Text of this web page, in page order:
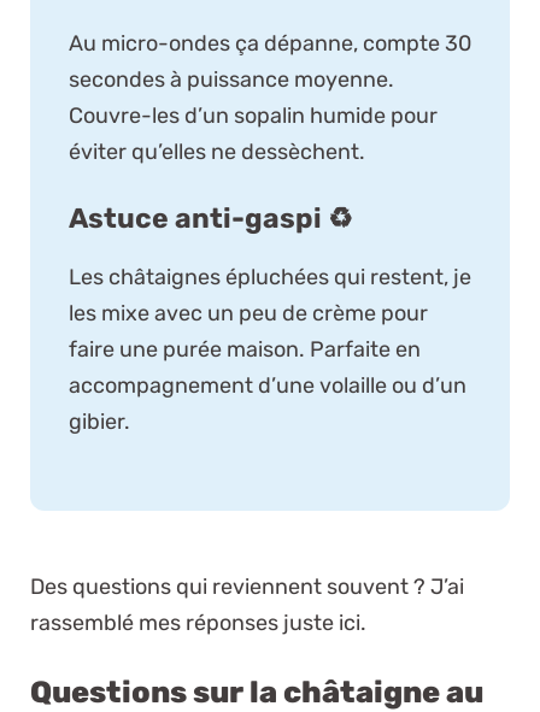
Au micro-ondes ça dépanne, compte 30
secondes à puissance moyenne.
Couvre-les d’un sopalin humide pour
éviter qu’elles ne dessèchent.
Astuce anti-gaspi ♻️
Les châtaignes épluchées qui restent, je
les mixe avec un peu de crème pour
faire une purée maison. Parfaite en
accompagnement d’une volaille ou d’un
gibier.
Des questions qui reviennent souvent ? J’ai
rassemblé mes réponses juste ici.
Questions sur la châtaigne au